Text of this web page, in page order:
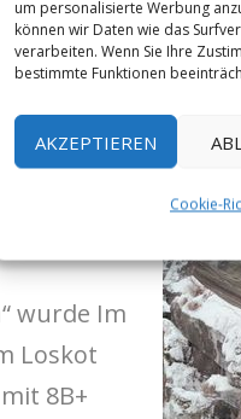
um personalisierte Werbung
können wir Daten wie das
verarbeiten. Wenn Sie Ihre
bestimmte Funktionen
AKZEPTIEREN
Cookie-
damit
Pause in
Doch jetzt konnte
und das
wurde Im
Loskot
8B+